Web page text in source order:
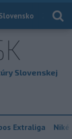
Slovenskej
Extraliga